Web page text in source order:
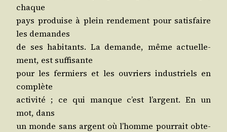
chaque
pays pro­duise à plein ren­de­ment pour satis­faire
les demandes
de ses habi­tants. La demande, même actuel­le­
ment, est suffisante
pour les fer­miers et les ouvriers indus­triels en
complète
acti­vi­té ; ce qui manque c’est l’argent. En un
mot, dans
un monde sans argent où l’homme pour­rait obte­